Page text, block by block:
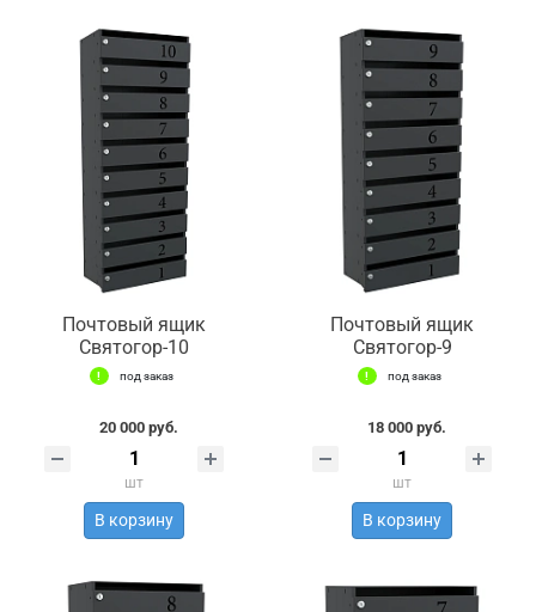
Почтовый ящик
Святогор-10
под заказ
20 000 руб.
шт
В корзину
Почтовый ящик
Святогор-9
под заказ
18 000 руб.
шт
В корзину